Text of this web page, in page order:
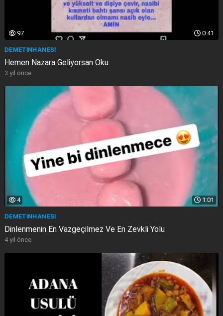
0:41
97
DEMETINHANESI
Hemen Nazara Geliyorsan Oku
3 yıl önce
1:01
4
DEMETINHANESI
Dinlenmenin En Vazgeçilmez Ve En Zevkli Yolu
4 yıl önce